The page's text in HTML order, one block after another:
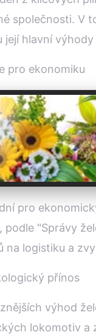
společnosti. V
její hlavní
pro ekonomiku
pro
podle "Správy
na logistiku a
přínos
výhod
lokomotiv a